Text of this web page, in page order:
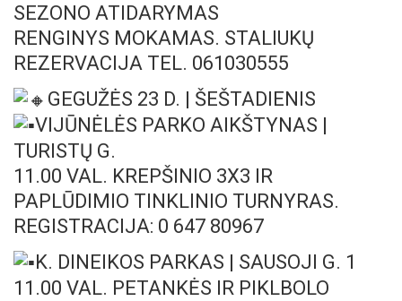
SEZONO ATIDARYMAS
RENGINYS MOKAMAS. STALIUKŲ
REZERVACIJA TEL. 061030555
GEGUŽĖS 23 D. | ŠEŠTADIENIS
VIJŪNĖLĖS PARKO AIKŠTYNAS |
TURISTŲ G.
11.00 VAL. KREPŠINIO 3X3 IR
PAPLŪDIMIO TINKLINIO TURNYRAS.
REGISTRACIJA: 0 647 80967
K. DINEIKOS PARKAS | SAUSOJI G. 1
11.00 VAL. PETANKĖS IR PIKLBOLO